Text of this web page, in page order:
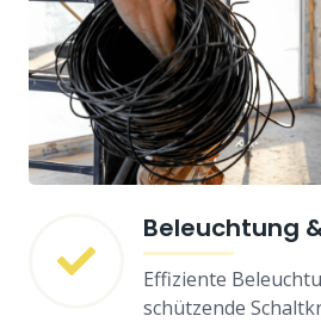
Beleuchtung
Effiziente
schützende